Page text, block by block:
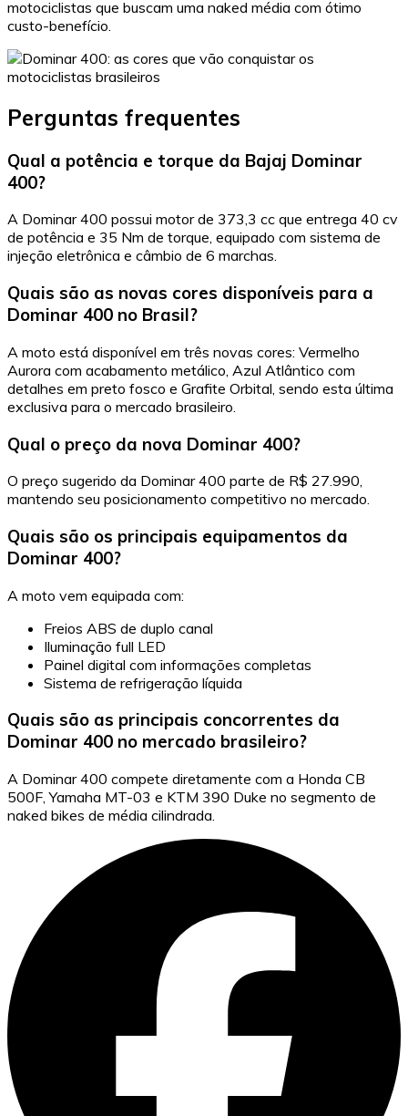
motociclistas que buscam uma naked média com ótimo
custo-benefício.
Perguntas frequentes
Qual a potência e torque da Bajaj Dominar
400?
A Dominar 400 possui motor de 373,3 cc que entrega 40 cv
de potência e 35 Nm de torque, equipado com sistema de
injeção eletrônica e câmbio de 6 marchas.
Quais são as novas cores disponíveis para a
Dominar 400 no Brasil?
A moto está disponível em três novas cores: Vermelho
Aurora com acabamento metálico, Azul Atlântico com
detalhes em preto fosco e Grafite Orbital, sendo esta última
exclusiva para o mercado brasileiro.
Qual o preço da nova Dominar 400?
O preço sugerido da Dominar 400 parte de R$ 27.990,
mantendo seu posicionamento competitivo no mercado.
Quais são os principais equipamentos da
Dominar 400?
A moto vem equipada com:
Freios ABS de duplo canal
Iluminação full LED
Painel digital com informações completas
Sistema de refrigeração líquida
Quais são as principais concorrentes da
Dominar 400 no mercado brasileiro?
A Dominar 400 compete diretamente com a Honda CB
500F, Yamaha MT-03 e KTM 390 Duke no segmento de
naked bikes de média cilindrada.